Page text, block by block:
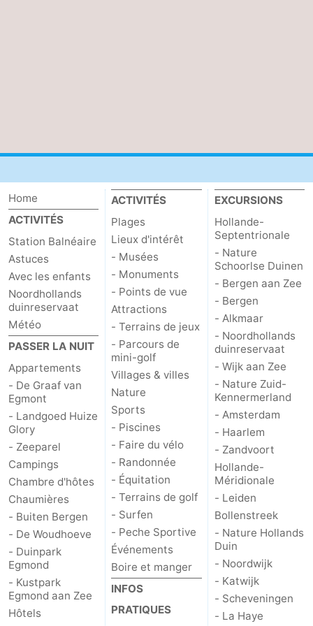
Home
ACTIVITÉS
Station Balnéaire
Astuces
Avec les enfants
Noordhollands
duinreservaat
Météo
PASSER LA NUIT
Appartements
- De Graaf van
Egmont
- Landgoed Huize
Glory
- Zeeparel
Campings
Chambre d'hôtes
Chaumières
- Buiten Bergen
- De Woudhoeve
- Duinpark
Egmond
- Kustpark
Egmond aan Zee
Hôtels
ACTIVITÉS
Plages
Lieux d'intérêt
- Musées
- Monuments
- Points de vue
Attractions
- Terrains de jeux
- Parcours de
mini-golf
Villages & villes
Nature
Sports
- Piscines
- Faire du vélo
- Randonnée
- Équitation
- Terrains de golf
- Surfen
- Peche Sportive
Événements
Boire et manger
INFOS
PRATIQUES
EXCURSIONS
Hollande-
Septentrionale
- Nature
Schoorlse Duinen
- Bergen aan Zee
- Bergen
- Alkmaar
- Noordhollands
duinreservaat
- Wijk aan Zee
- Nature Zuid-
Kennermerland
- Amsterdam
- Haarlem
- Zandvoort
Hollande-
Méridionale
- Leiden
Bollenstreek
- Nature Hollands
Duin
- Noordwijk
- Katwijk
- Scheveningen
- La Haye